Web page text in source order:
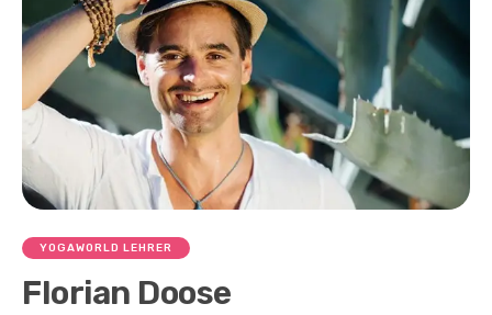
YOGAWORLD LEHRER
Florian Doose